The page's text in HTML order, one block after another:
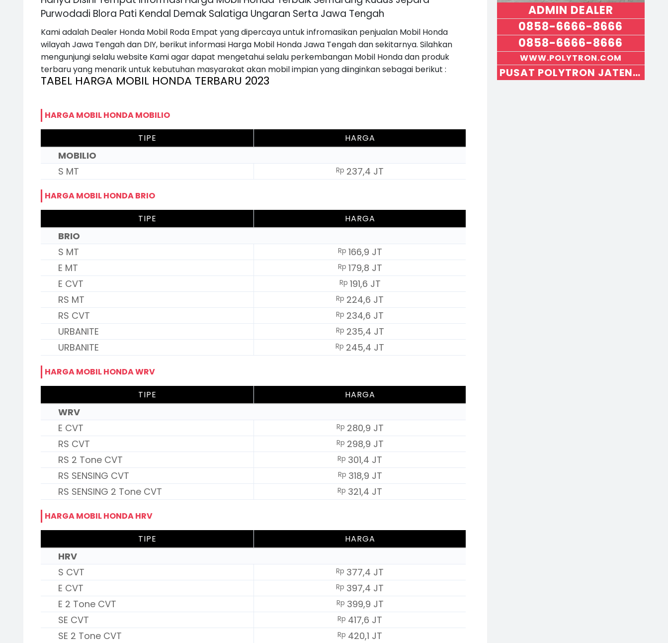
Purwodadi Blora Pati Kendal Demak Salatiga Ungaran Serta Jawa Tengah
Kami adalah Dealer Honda Mobil Roda Empat yang dipercaya untuk infromasikan penjualan Mobil Honda
wilayah Jawa Tengah dan DIY, berikut informasi Harga Mobil Honda Jawa Tengah dan sekitarnya. Silahkan
mengunjungi selalu website Kami agar dapat mengetahui selalu perkembangan Mobil Honda dan produk
terbaru yang menarik untuk kebutuhan masyarakat akan mobil impian yang diinginkan sebagai berikut :
TABEL HARGA MOBIL HONDA TERBARU 2023
HARGA MOBIL HONDA MOBILIO
TIPE
HARGA
MOBILIO
S MT
Rp 237,4 JT
HARGA MOBIL HONDA BRIO
TIPE
HARGA
BRIO
S MT
Rp 166,9 JT
E MT
Rp 179,8 JT
E CVT
Rp 191,6 JT
RS MT
Rp 224,6 JT
RS CVT
Rp 234,6 JT
URBANITE
Rp 235,4 JT
URBANITE
Rp 245,4 JT
HARGA MOBIL HONDA WRV
TIPE
HARGA
WRV
E CVT
Rp 280,9 JT
RS CVT
Rp 298,9 JT
RS 2 Tone CVT
Rp 301,4 JT
RS SENSING CVT
Rp 318,9 JT
RS SENSING 2 Tone CVT
Rp 321,4 JT
HARGA MOBIL HONDA HRV
TIPE
HARGA
HRV
S CVT
Rp 377,4 JT
E CVT
Rp 397,4 JT
E 2 Tone CVT
Rp 399,9 JT
SE CVT
Rp 417,6 JT
SE 2 Tone CVT
Rp 420,1 JT
ADMIN DEALER
0858-6666-8666
0858-6666-8666
WWW.POLYTRON.COM
PUSAT POLYTRON JATENG DIY